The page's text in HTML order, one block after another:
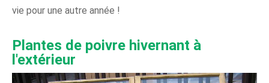
vie pour une autre année !
Plantes de poivre hivernant à
l'extérieur